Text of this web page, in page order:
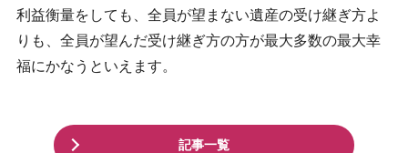
利益衡量をしても、全員が望まない遺産の受け継ぎ方よ
りも、全員が望んだ受け継ぎ方の方が最大多数の最大幸
福にかなうといえます。
記事一覧